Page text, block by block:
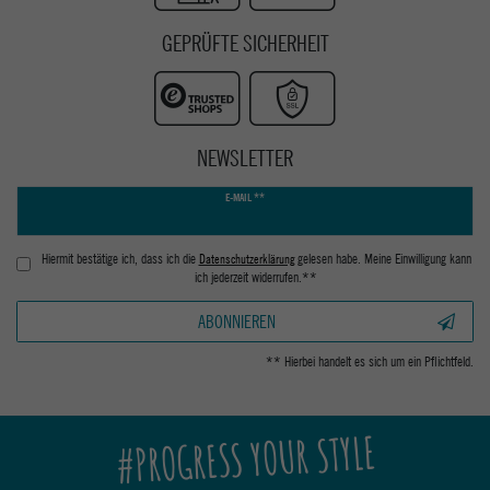
GEPRÜFTE SICHERHEIT
NEWSLETTER
E-MAIL **
Hiermit bestätige ich, dass ich die Daten­schutz­erklärunggelesen habe. Meine Einwilligung kann
ich jederzeit widerrufen.**
ABONNIEREN
** Hierbei handelt es sich um ein Pflichtfeld.
#PROGRESS YOUR STYLE